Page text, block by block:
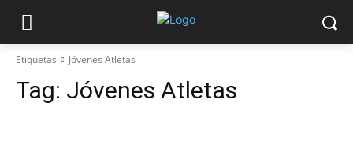
Etiquetas Jóvenes Atletas
Tag: Jóvenes Atletas